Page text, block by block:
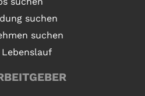
suchen
suchen
Lebenslauf